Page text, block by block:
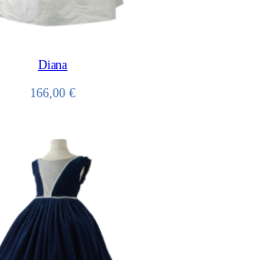
Diana
166,00 €